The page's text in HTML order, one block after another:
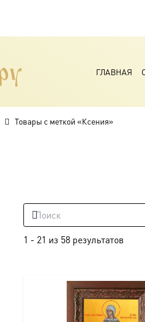
ГЛАВНАЯ
Товары с меткой «Ксения»
1 - 21 из 58 результатов